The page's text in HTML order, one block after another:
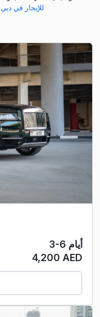
سيارات VIP للإيجار في دبي
3-6 أيام
4,200 AED